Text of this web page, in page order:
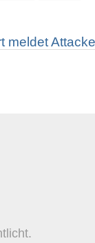
meldet